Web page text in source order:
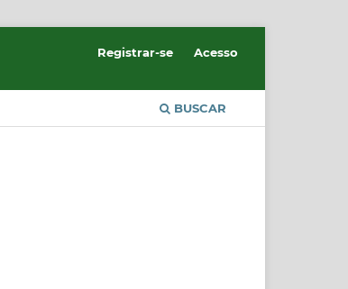
BUSCAR
Registrar-se Acesso